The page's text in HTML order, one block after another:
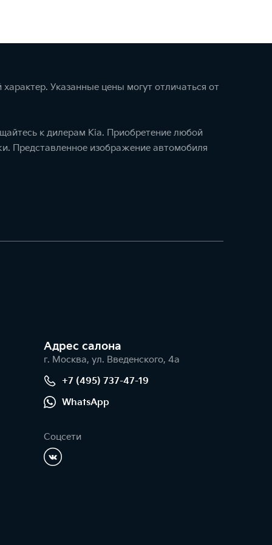
Указанные цены могут отличаться от
к дилерам Kia. Приобретение любой
Представленное изображение автомобиля
Адрес салонa
г. Москва, ул. Введенского, 4а
+7 (495) 737-47-19
WhatsApp
Соцсети